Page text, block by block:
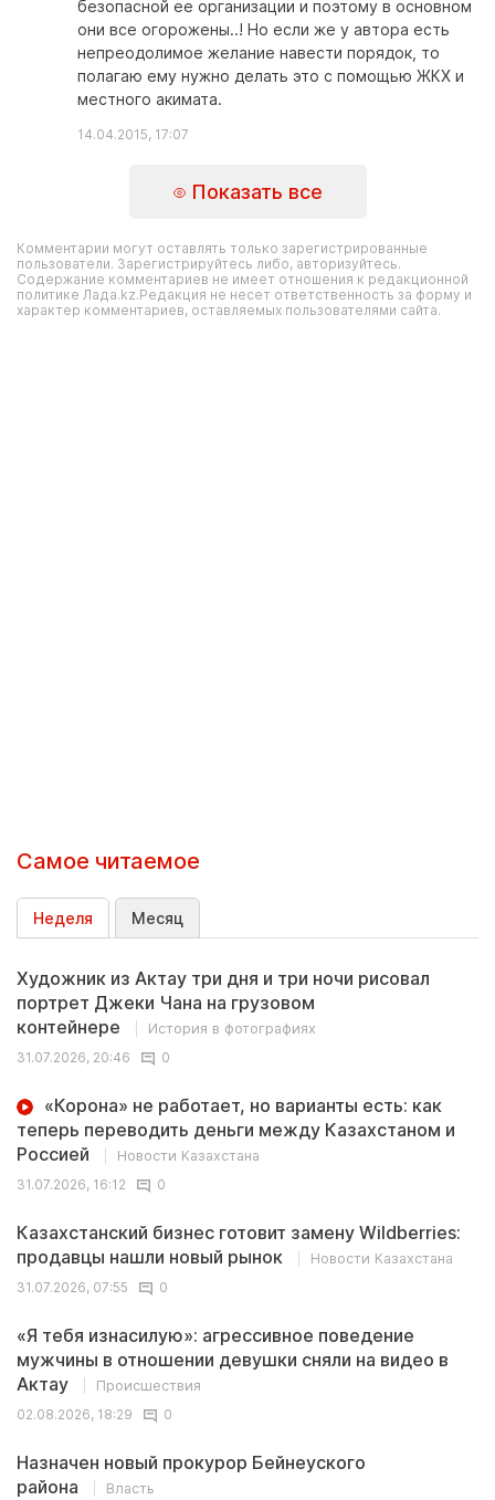
безопасной ее организации и поэтому в основном
они все огорожены..! Но если же у автора есть
непреодолимое желание навести порядок, то
полагаю ему нужно делать это с помощью ЖКХ и
местного акимата.
14.04.2015, 17:07
Показать все
Комментарии могут оставлять только зарегистрированные
пользователи. Зарегистрируйтесь либо, авторизуйтесь.
Содержание комментариев не имеет отношения к редакционной
политике Лада.kz.Редакция не несет ответственность за форму и
характер комментариев, оставляемых пользователями сайта.
Самое читаемое
Неделя Месяц
Художник из Актау три дня и три ночи рисовал
портрет Джеки Чана на грузовом
контейнере
История в фотографиях
31.07.2026, 20:46
0
«Корона» не работает, но варианты есть: как
теперь переводить деньги между Казахстаном и
Россией
Новости Казахстана
31.07.2026, 16:12
0
Казахстанский бизнес готовит замену Wildberries:
продавцы нашли новый рынок
Новости Казахстана
31.07.2026, 07:55
0
«Я тебя изнасилую»: агрессивное поведение
мужчины в отношении девушки сняли на видео в
Актау
Происшествия
02.08.2026, 18:29
0
Назначен новый прокурор Бейнеуского
района
Власть